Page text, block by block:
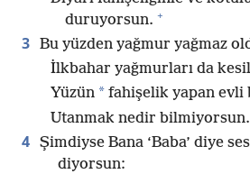
duruyorsun. +
3 Bu yüzden yağmur yağmaz
İlkbahar yağmurları da
Yüzün * fahişelik yapan evli
Utanmak nedir bilmiyorsun.
4 Şimdiyse Bana ‘Baba’ diye
diyorsun: